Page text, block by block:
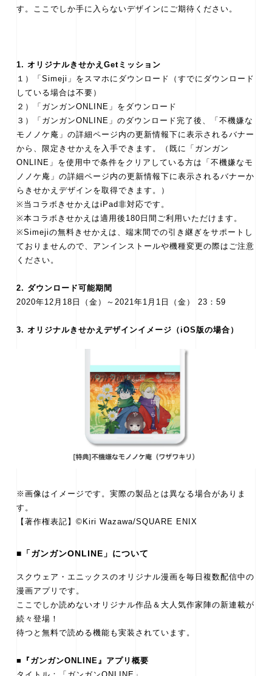
す。ここでしか手に入らないデザインにご期待ください。
1. オリジナルきせかえGetミッション
１）「Simeji」をスマホにダウンロード（すでにダウンロード
している場合は不要）
２）「ガンガンONLINE」をダウンロード
３）「ガンガンONLINE」のダウンロード完了後、「不機嫌な
モノノケ庵」の詳細ページ内の更新情報下に表示されるバナー
から、限定きせかえを入手できます。（既に「ガンガン
ONLINE」を使用中で条件をクリアしている方は「不機嫌なモ
ノノケ庵」の詳細ページ内の更新情報下に表示されるバナーか
らきせかえデザインを取得できます。）
※当コラボきせかえはiPad非対応です。
※本コラボきせかえは適用後180日間ご利用いただけます。
※Simejiの無料きせかえは、端末間での引き継ぎをサポートし
ておりませんので、アンインストールや機種変更の際はご注意
ください。
2. ダウンロード可能期間
2020年12月18日（金）～2021年1月1日（金） 23：59
3. オリジナルきせかえデザインイメージ（iOS版の場合）
※画像はイメージです。実際の製品とは異なる場合がありま
す。
【著作権表記】©Kiri Wazawa/SQUARE ENIX
■「ガンガンONLINE」について
スクウェア・エニックスのオリジナル漫画を毎日複数配信中の
漫画アプリです。
ここでしか読めないオリジナル作品＆大人気作家陣の新連載が
続々登場！
待つと無料で読める機能も実装されています。
■『ガンガンONLINE』アプリ概要